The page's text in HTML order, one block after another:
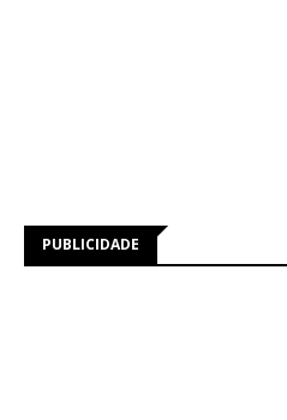
PUBLICIDADE